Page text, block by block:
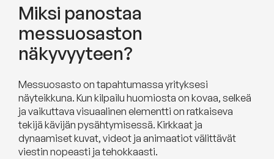
Miksi panostaa
messuosaston
näkyvyyteen?
Messuosasto on tapahtumassa yrityksesi
näyteikkuna. Kun kilpailu huomiosta on kovaa, selkeä
ja vaikuttava visuaalinen elementti on ratkaiseva
tekijä kävijän pysähtymisessä. Kirkkaat ja
dynaamiset kuvat, videot ja animaatiot välittävät
viestin nopeasti ja tehokkaasti.